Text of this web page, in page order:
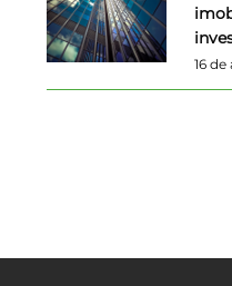
16